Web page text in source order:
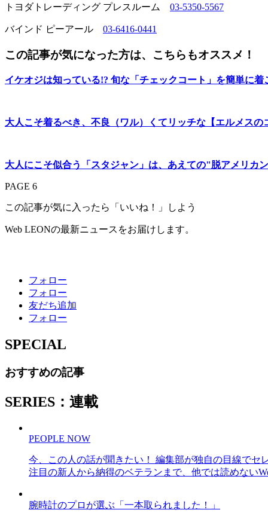
トヨダトレーディング プレスルーム 03-5350-5567
バインド ピーアール 03-6416-0441
この記事が気になった方は、こちらもオススメ！
イケオジは知っている!? 旬な「チェックコート」を簡単に着
大人こそ着るべき、不良（ワル）くてリッチな【エルメスの
大人にこそ似合う「スタジャン」は、あえての"脱アメリカ
PAGE 6
この記事が気に入ったら「いいね！」しよう
Web LEONの最新ニュースをお届けします。
フォロー
フォロー
友だち追加
フォロー
SPECIAL
おすすめの記事
SERIES：連載
PEOPLE NOW
今、この人の話が聞きたい！ 編集部が独自の目線でセ
注目の新人から納得のベテランまで、他では読めない
腕時計のプロが選ぶ「一本取られました！」